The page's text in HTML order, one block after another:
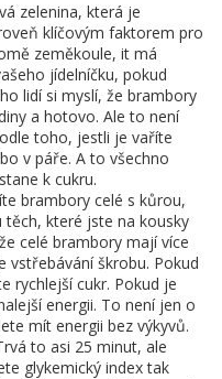
zelenina, která je
klíčovým faktorem pro
zeměkoule, it má
jídelníčku, pokud
lidí si myslí, že brambory
a hotovo. Ale to není
toho, jestli je vaříte
v páře. A to všechno
k cukru.
brambory celé s kůrou,
těch, které jste na kousky
celé brambory mají více
vstřebávání škrobu. Pokud
rychlejší cukr. Pokud je
energii. To není jen o
mít energii bez výkyvů.
to asi 25 minut, ale
glykemický index tak